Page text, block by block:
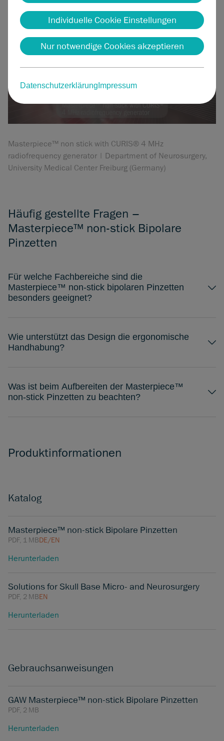
Individuelle Cookie Einstellungen
Nur notwendige Cookies akzeptieren
Datenschutzerklärung Impressum
Ihre Cookie-Einstellungen erlauben keine externen
Inhalte von Vimeo.
Cookieeinstellungen ändern
Masterpiece™ non stick with CURIS® 4 MHz
radiofrequency generator | Department of Neurosurgery,
University Medical Center Freiburg (Germany)
Häufig gestellte Fragen –
Masterpiece™ non-stick Bipolare
Pinzetten
Für welche Fachbereiche sind die
Masterpiece™ non-stick bipolaren Pinzetten
besonders geeignet?
Wie unterstützt das Design die ergonomische
Handhabung?
Was ist beim Aufbereiten der Masterpiece™
non-stick Pinzetten zu beachten?
Produktinformationen
Katalog
Masterpiece™ non-stick Bipolare Pinzetten
PDF, 1 MBDE/EN
Herunterladen
Solutions for Skull Base Micro- and Neurosurgery
PDF, 2 MBEN
Herunterladen
Gebrauchsanweisungen
GAW Masterpiece™ non-stick Bipolare Pinzetten
PDF, 2 MB
Herunterladen